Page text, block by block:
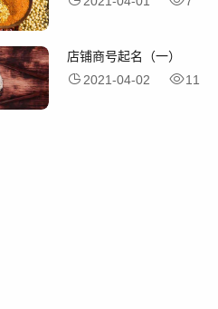
店铺商号起名（一）
2021-04-02 11